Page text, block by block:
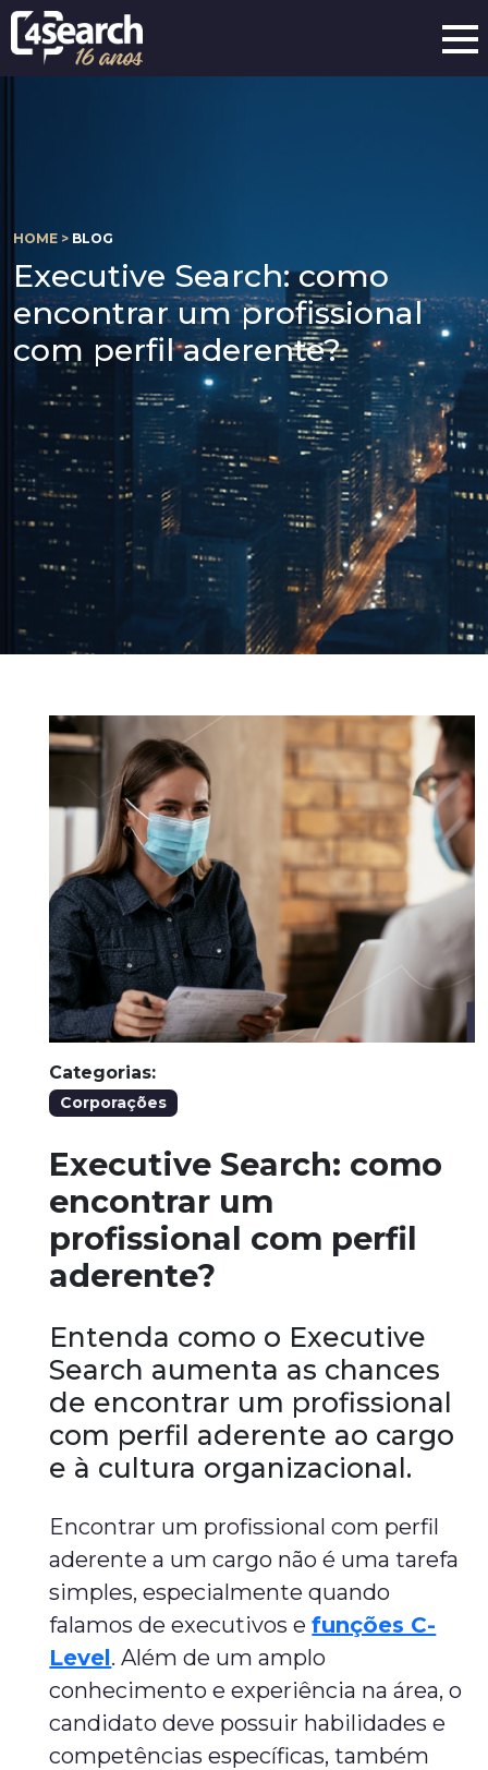
HOME > BLOG
Executive Search: como
encontrar um profissional
com perfil aderente?
Categorias:
Corporações
Executive Search: como
encontrar um
profissional com perfil
aderente?
Entenda como o Executive
Search aumenta as chances
de encontrar um profissional
com perfil aderente ao cargo
e à cultura organizacional.
Encontrar um profissional com perfil
aderente a um cargo não é uma tarefa
simples, especialmente quando
falamos de executivos efunções C-
Level. Além de um amplo
conhecimento e experiência na área, o
candidato deve possuir habilidades e
competências específicas, também